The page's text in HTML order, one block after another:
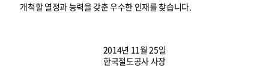
개척할 열정과 능력을 갖춘 우수한 인재를 찾습니다.
2014년 11월 25일
한국철도공사 사장